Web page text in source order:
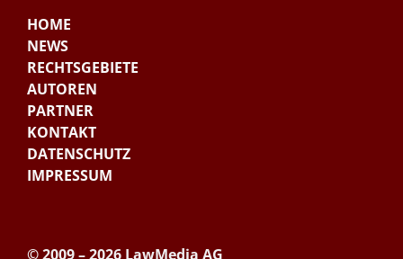
HOME
NEWS
RECHTSGEBIETE
AUTOREN
PARTNER
KONTAKT
DATENSCHUTZ
IMPRESSUM
© 2009 – 2026 LawMedia AG